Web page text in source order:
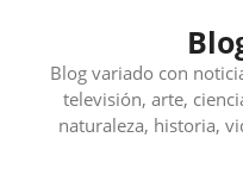
contenidoBlog variado con
televisión, arte,
naturaleza, historia,